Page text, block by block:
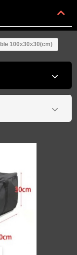
100x30x30(cm)